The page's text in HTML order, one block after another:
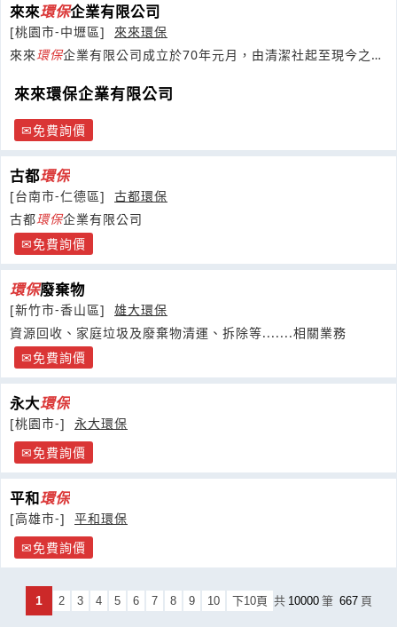
來來環保企業有限公司
[桃園市-中壢區]
來來環保
來來環保企業有限公司成立於70年元月，由清潔社起至現今之
來來環保企業有限公司
免費詢價
古都環保
[台南市-仁德區]
古都環保
古都環保企業有限公司
免費詢價
環保廢棄物
[新竹市-香山區]
雄大環保
資源回收、家庭垃圾及廢棄物清運、拆除等.......相關業務
免費詢價
永大環保
[桃園市-]
永大環保
免費詢價
平和環保
[高雄市-]
平和環保
免費詢價
1 2 3 4 5 6 7 8 9 10 下10頁 共 10000 筆 667 頁